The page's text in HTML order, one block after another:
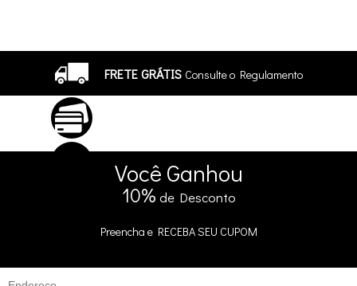
FRETE GRÁTIS Consulte o Regulamento
5% DE DESCONTO
Você Ganhou
10% de Desconto
Preencha e RECEBA SEU CUPOM